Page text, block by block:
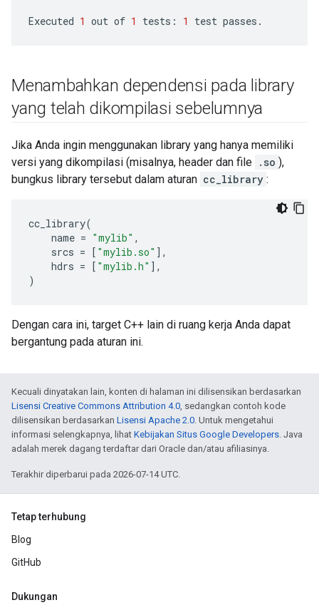
Executed 1 out of 1 tests : 1 test passes .
Menambahkan dependensi pada library
yang telah dikompilasi sebelumnya
Jika Anda ingin menggunakan library yang hanya memiliki
versi yang dikompilasi (misalnya, header dan file .so ),
bungkus library tersebut dalam aturan cc_library :
cc_library(
name = "mylib" ,
srcs = [ "mylib.so" ],
hdrs = [ "mylib.h" ],
)
Dengan cara ini, target C++ lain di ruang kerja Anda dapat
bergantung pada aturan ini.
Kecuali dinyatakan lain, konten di halaman ini dilisensikan berdasarkan
Lisensi Creative Commons Attribution 4.0, sedangkan contoh kode
dilisensikan berdasarkan Lisensi Apache 2.0. Untuk mengetahui
informasi selengkapnya, lihat Kebijakan Situs Google Developers. Java
adalah merek dagang terdaftar dari Oracle dan/atau afiliasinya.
Terakhir diperbarui pada 2026-07-14 UTC.
Tetap terhubung
Blog
GitHub
Dukungan